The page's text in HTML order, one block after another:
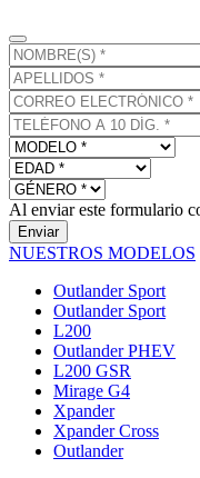
Al enviar este formulario
Enviar
NUESTROS MODELOS
Outlander Sport
Outlander Sport
L200
Outlander PHEV
L200 GSR
Mirage G4
Xpander
Xpander Cross
Outlander